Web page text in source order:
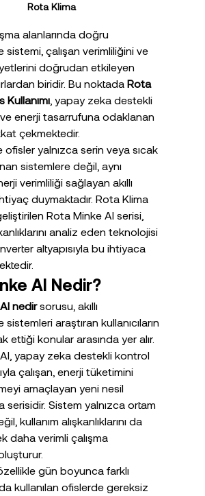
Rota Klima
alanlarında doğru
sistemi, çalışan verimliliğini ve
doğrudan etkileyen
biridir. Bu noktada Rota
Kullanımı, yapay zeka destekli
enerji tasarrufuna odaklanan
çekmektedir.
yalnızca serin veya sıcak
sistemlere değil, aynı
verimliliği sağlayan akıllı
duymaktadır. Rota Klima
Rota Minke AI serisi,
analiz eden teknolojisi
altyapısıyla bu ihtiyaca
AI Nedir?
nedir sorusu, akıllı
araştıran kullanıcıların
ettiği konular arasında yer alır.
yapay zeka destekli kontrol
çalışan, enerji tüketimini
amaçlayan yeni nesil
serisidir. Sistem yalnızca ortam
kullanım alışkanlıklarını da
daha verimli çalışma
gün boyunca farklı
kullanılan ofislerde gereksiz